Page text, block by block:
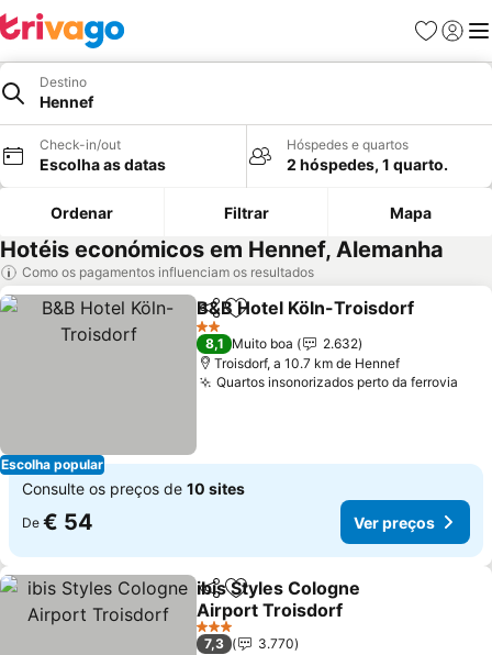
Favoritos
Iniciar
Destino
Hennef
Check-in/out
Escolha as datas
Hóspedes e quartos
2 hóspedes, 1 quarto.
Ordenar Filtrar Mapa
Hotéis económicos em Hennef, Alemanha
Como os pagamentos influenciam os resultados
Escolha popular
PartilharAdicionar aos favoritos
B&B Hotel Köln-Troisdorf
2 Estrelas
8,1 Muito boa
2.632
Troisdorf, a 10.7 km de Hennef
Quartos insonorizados perto da ferrovia
Consulte os preços de 10 sites
De € 54 Ver preços
PartilharAdicionar aos favoritos
ibis Styles Cologne
Airport Troisdorf
Ver preços
3 Estrelas
7,3
3.770